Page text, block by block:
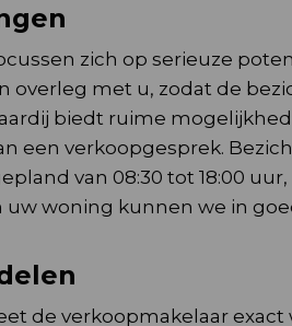
zich op serieuze
overleg met u, zodat de
biedt ruime
een verkoopgesprek.
van 08:30 tot 18:00
uw woning kunnen we in
de verkoopmakelaar